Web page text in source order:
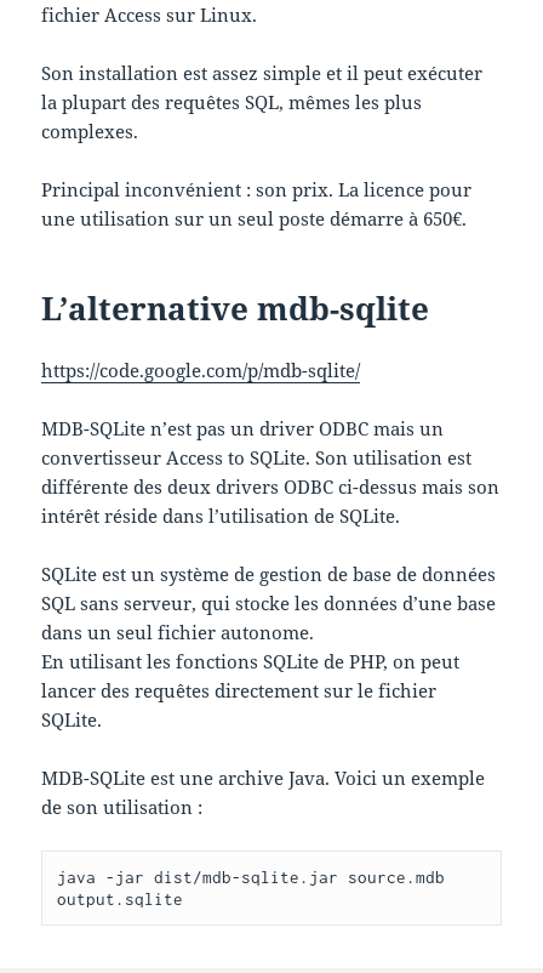
fichier Access sur Linux.
Son installation est assez simple et il peut exécuter
la plupart des requêtes SQL, mêmes les plus
complexes.
Principal inconvénient : son prix. La licence pour
une utilisation sur un seul poste démarre à 650€.
L’alternative mdb-sqlite
https://code.google.com/p/mdb-sqlite/
MDB-SQLite n’est pas un driver ODBC mais un
convertisseur Access to SQLite. Son utilisation est
différente des deux drivers ODBC ci-dessus mais son
intérêt réside dans l’utilisation de SQLite.
SQLite est un système de gestion de base de données
SQL sans serveur, qui stocke les données d’une base
dans un seul fichier autonome.
En utilisant les fonctions SQLite de PHP, on peut
lancer des requêtes directement sur le fichier
SQLite.
MDB-SQLite est une archive Java. Voici un exemple
de son utilisation :
java -jar dist/mdb-sqlite.jar source.mdb
output.sqlite